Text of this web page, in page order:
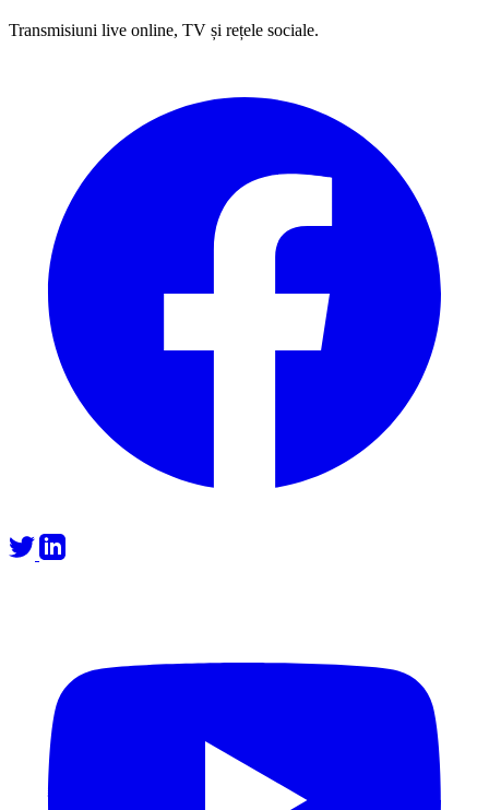
Transmisiuni live online, TV și rețele sociale.